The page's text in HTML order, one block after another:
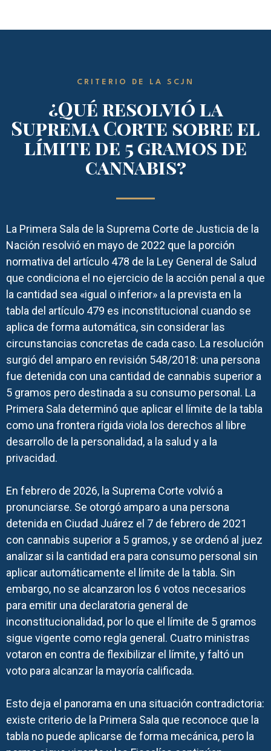
CRITERIO DE LA SCJN
¿Qué resolvió la
Suprema Corte sobre el
límite de 5 gramos de
cannabis?
La Primera Sala de la Suprema Corte de Justicia de la
Nación resolvió en mayo de 2022 que la porción
normativa del artículo 478 de la Ley General de Salud
que condiciona el no ejercicio de la acción penal a que
la cantidad sea «igual o inferior» a la prevista en la
tabla del artículo 479 es inconstitucional cuando se
aplica de forma automática, sin considerar las
circunstancias concretas de cada caso. La resolución
surgió del amparo en revisión 548/2018: una persona
fue detenida con una cantidad de cannabis superior a
5 gramos pero destinada a su consumo personal. La
Primera Sala determinó que aplicar el límite de la tabla
como una frontera rígida viola los derechos al libre
desarrollo de la personalidad, a la salud y a la
privacidad.
En febrero de 2026, la Suprema Corte volvió a
pronunciarse. Se otorgó amparo a una persona
detenida en Ciudad Juárez el 7 de febrero de 2021
con cannabis superior a 5 gramos, y se ordenó al juez
analizar si la cantidad era para consumo personal sin
aplicar automáticamente el límite de la tabla. Sin
embargo, no se alcanzaron los 6 votos necesarios
para emitir una declaratoria general de
inconstitucionalidad, por lo que el límite de 5 gramos
sigue vigente como regla general. Cuatro ministras
votaron en contra de flexibilizar el límite, y faltó un
voto para alcanzar la mayoría calificada.
Esto deja el panorama en una situación contradictoria:
existe criterio de la Primera Sala que reconoce que la
tabla no puede aplicarse de forma mecánica, pero la